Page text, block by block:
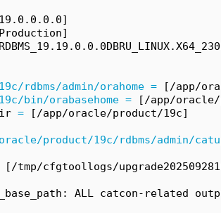
rdbms/admin/orahome = [/app/
bin/orabasehome = [/app/oracle/
= [/app/oracle/product/19c]
product/19c/rdbms/admin/
[/tmp/cfgtoollogs/
ALL catcon-related